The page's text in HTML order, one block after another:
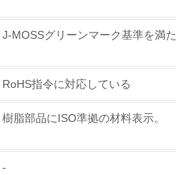
方針を有し、グリーン購入を行っ
ビスの量と種類を把握し、具体的
包装・物流
る業務を行っていない）
J-MOSSグリーンマーク基準を満
RoHS指令に対応している
樹脂部品にISO準拠の材料表示。
-